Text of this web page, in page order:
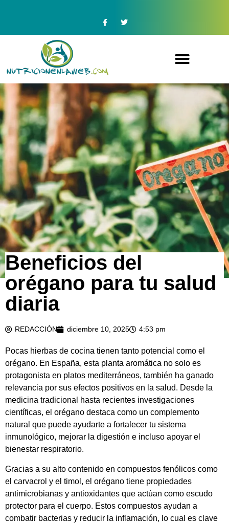
Beneficios del
orégano para tu salud
diaria
REDACCIÓN diciembre 10, 2025 4:53 pm
Pocas hierbas de cocina tienen tanto potencial como el
orégano. En España, esta planta aromática no solo es
protagonista en platos mediterráneos, también ha ganado
relevancia por sus efectos positivos en la salud. Desde la
medicina tradicional hasta recientes investigaciones
científicas, el orégano destaca como un complemento
natural que puede ayudarte a fortalecer tu sistema
inmunológico, mejorar la digestión e incluso apoyar el
bienestar respiratorio.
Gracias a su alto contenido en compuestos fenólicos como
el carvacrol y el timol, el orégano tiene propiedades
antimicrobianas y antioxidantes que actúan como escudo
protector para el cuerpo. Estos compuestos ayudan a
combatir bacterias y reducir la inflamación, lo cual es clave